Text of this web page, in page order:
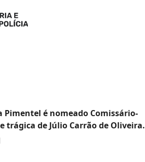
é nomeado Comissário-
trágica de Júlio Carrão de Oliveira.